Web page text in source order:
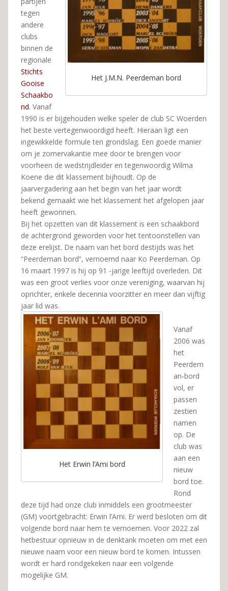
Het J.M.N. Peerdeman bord
tegen
andere
clubs
binnen de
regionale
Stichts
Gooise
Schaakbo
nd. Vanaf
1990 is er bijgehouden welke speler de club SC Woerden
het beste vertegenwoordigd heeft. Hieraan ligt een
ingewikkelde formule ten grondslag. Een goede manier
om je zomervakantie mee door te brengen voor
voorheen de wedstrijdleider en tegenwoordig Wilma
Koene die dit klassement bijhoudt. Op de
jaarvergadering aan het begin van het jaar wordt
bekend gemaakt wie het klassement het afgelopen jaar
heeft gewonnen.
Bij het opzetten van dit klassement is een schaakbord
de achtergrond geworden voor het tentoonstellen van
deze erelijst. De naam van het bord destijds was het
“Peerdeman bord”, vernoemd naar Ko Peerdeman. Op
16 maart 1997 is hij op 91 -jarige leeftijd overleden. Dit
was een groot verlies voor onze vereniging, waarvan hij
oprichter, enkele decennia voorzitter en meer dan vijftig
jaar lid was.
Het Erwin l’Ami bord
Vanaf
2006 was
het
Peerdem
an-bord
vol, er
passen
zestien
namen
op. De
club was
aan een
nieuw
bord toe.
Rond
deze tijd had onze club inmiddels een grootmeester
(GM) voortgebracht: Erwin l’Ami. Er werd besloten om dit
volgende bord naar hem te vernoemen. Voor 2022 zal
hetbestuur opnieuw in de denktank moeten om met een
nieuwe naam voor een nieuw bord te komen. Intussen
wordt er hard rondgekeken naar een volgende
mogelijke GM.